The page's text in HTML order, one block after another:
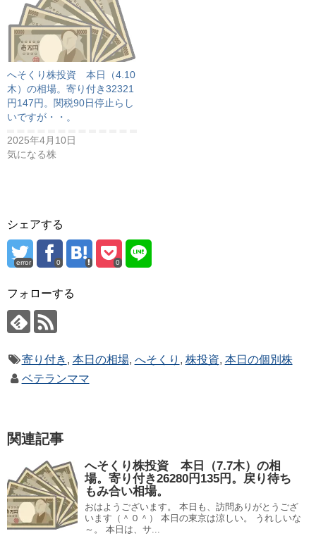
へそくり株投資 本日（4.10
木）の相場。寄り付き32321
円147円。関税90日停止らし
いですが・・。
2025年4月10日
気になる株
シェアする
error 0 0
フォローする
寄り付き , 本日の相場, へそくり , 株投資, 本日の個別株
ベテランママ
関連記事
へそくり株投資 本日（7.7木）の相
場。寄り付き26280円135円。戻り待ち
もみ合い相場。
おはようございます。 本日も、訪問ありがとうござ
います（＾０＾） 本日の東京は涼しい。 うれしいな
～。 本日は、サ...